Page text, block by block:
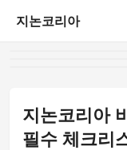
지논코리아
지논코리아
필수 체크리